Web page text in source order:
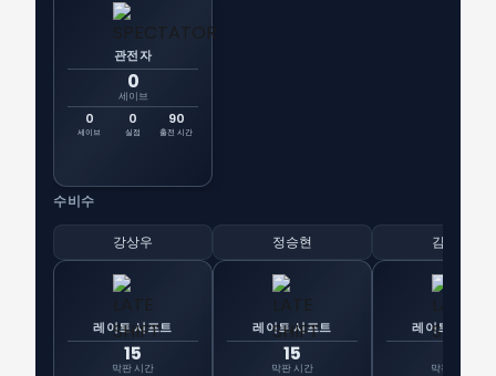
관전자
0
세이브
0
세이브
0
실점
90
출전 시간
수비수
강상우
레이트 시프트
15
막판 시간
정승현
레이트 시프트
15
막판 시간
김영권
레이트 시프트
막판 시간